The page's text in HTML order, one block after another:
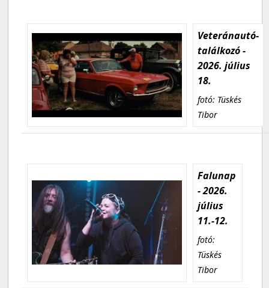
Veteránautó-
találkozó -
2026. július
18.
fotó: Tüskés
Tibor
Falunap
- 2026.
július
11.-12.
fotó:
Tüskés
Tibor